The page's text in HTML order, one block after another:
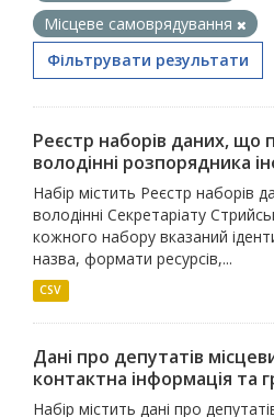
Місцеве самоврядування
Фільтрувати результати
Реєстр наборів даних, що
володінні розпорядника
Набір містить Реєстр наборів
володінні Секретаріату
кожного набору вказаний
назва, формати ресурсів,...
CSV
Дані про депутатів
контактна інформація та
Набір містить дані про